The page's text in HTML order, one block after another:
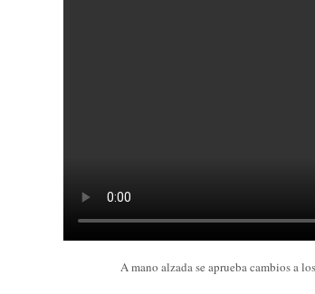
A mano alzada se aprueba cambios a